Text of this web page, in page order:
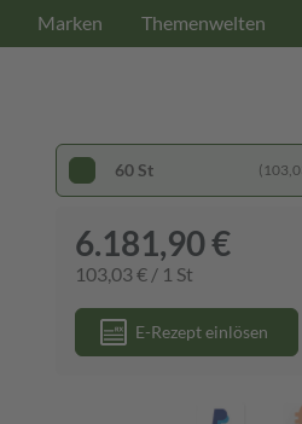
Marken Themenwelten
60 St
6.181,90 €
103,03 € / 1 St
E-Rezept einlösen